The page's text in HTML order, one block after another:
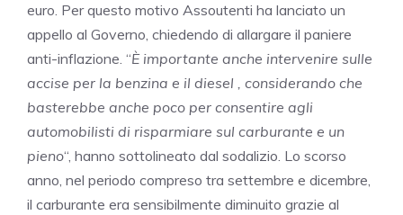
euro. Per questo motivo Assoutenti ha lanciato un
appello al Governo, chiedendo di allargare il paniere
anti-inflazione. “È importante anche intervenire sulle
accise per la benzina e il diesel , considerando che
basterebbe anche poco per consentire agli
automobilisti di risparmiare sul carburante e un
pieno“, hanno sottolineato dal sodalizio. Lo scorso
anno, nel periodo compreso tra settembre e dicembre,
il carburante era sensibilmente diminuito grazie al